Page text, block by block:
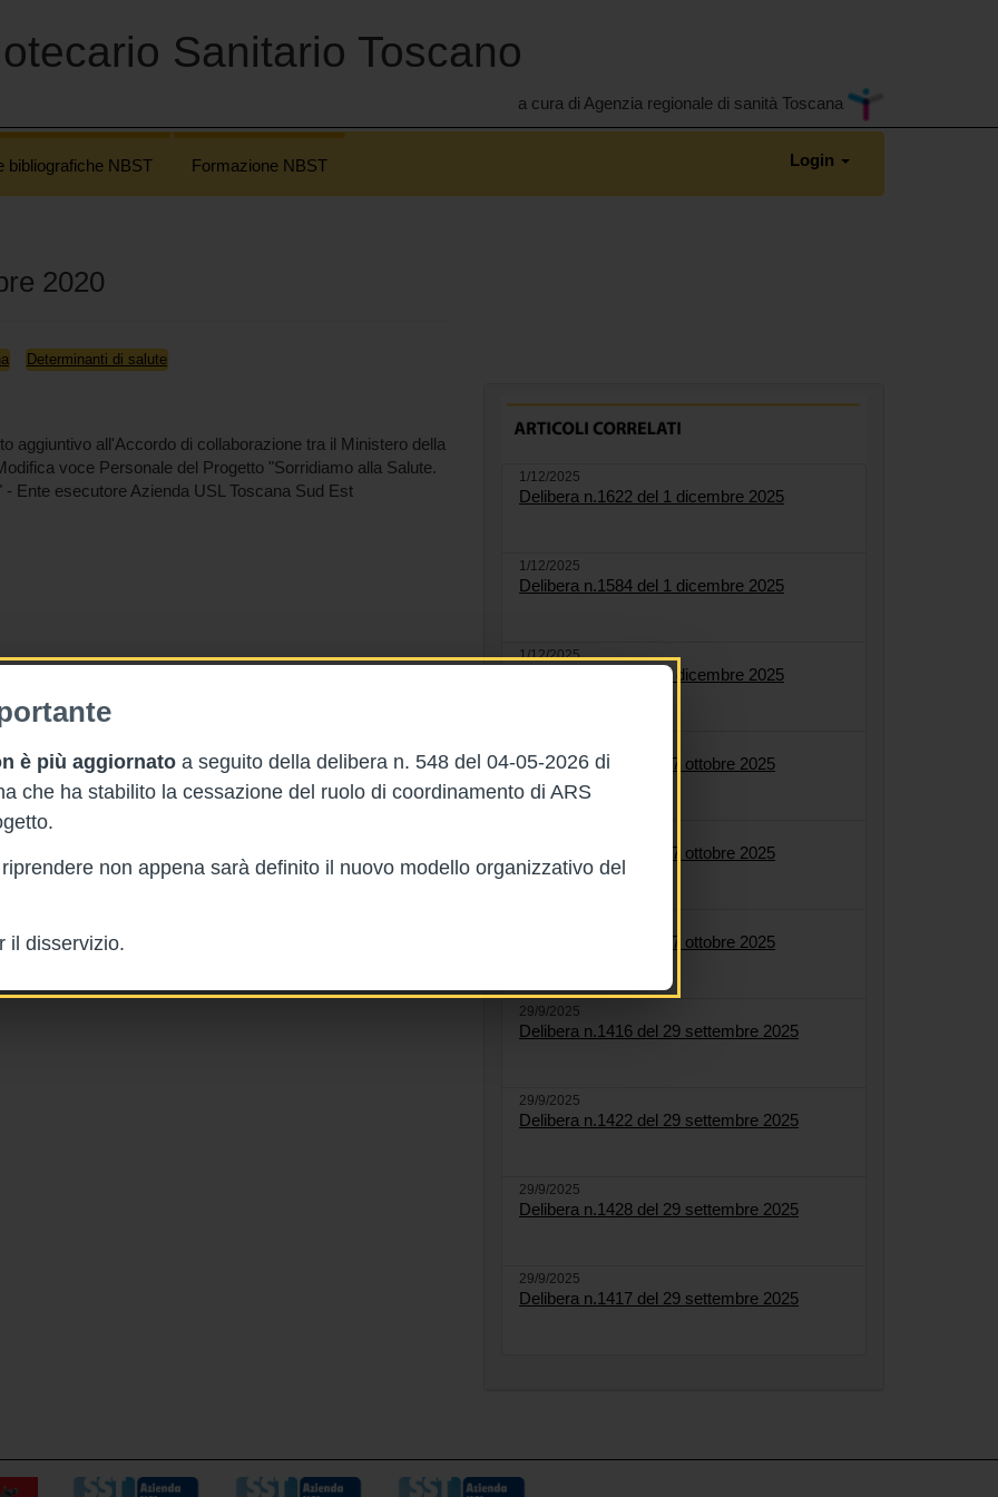
è più aggiornato a seguito della delibera n. 548 del 04-05-2026 di
che ha stabilito la cessazione del ruolo di coordinamento di ARS
non appena sarà definito il nuovo modello organizzativo del
il disservizio.
Sanitario Toscano
a cura di Agenzia regionale di sanità Toscana
bibliografiche NBST Formazione NBST Login
2020
Determinanti di salute
aggiuntivo all'Accordo di collaborazione tra il Ministero della
voce Personale del Progetto "Sorridiamo alla Salute.
Ente esecutore Azienda USL Toscana Sud Est
1/12/2025
Delibera n.1622 del 1 dicembre 2025
1/12/2025
Delibera n.1584 del 1 dicembre 2025
1/12/2025
Delibera n.1627 del 1 dicembre 2025
Delibera n.1561 del 27 ottobre 2025
Delibera n.1564 del 27 ottobre 2025
Delibera n.1558 del 27 ottobre 2025
29/9/2025
Delibera n.1416 del 29 settembre 2025
29/9/2025
Delibera n.1422 del 29 settembre 2025
29/9/2025
Delibera n.1428 del 29 settembre 2025
29/9/2025
Delibera n.1417 del 29 settembre 2025